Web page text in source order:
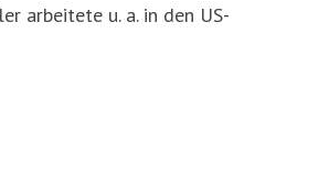
arbeitete u. a. in den US-